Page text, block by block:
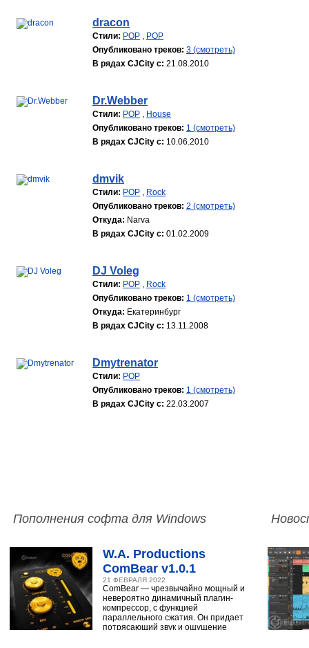
dracon
Стили: POP , POP
Опубликовано треков: 3 (смотреть)
В рядах CJCity с: 21.08.2010
Dr.Webber
Стили: POP , House
Опубликовано треков: 1 (смотреть)
В рядах CJCity с: 10.06.2010
dmvik
Стили: POP , Rock
Опубликовано треков: 2 (смотреть)
Откуда: Narva
В рядах CJCity с: 01.02.2009
DJ Voleg
Стили: POP , Rock
Опубликовано треков: 1 (смотреть)
Откуда: Екатеринбург
В рядах CJCity с: 13.11.2008
Dmytrenator
Стили: POP
Опубликовано треков: 1 (смотреть)
В рядах CJCity с: 22.03.2007
Пополнения софта для Windows
W.A. Productions
ComBear v1.0.1
21 ФЕВРАЛЯ 2022
ComBear — чрезвычайно мощный и
невероятно динамичный плагин-
компрессор, с функцией
параллельного сжатия. Он придает
потрясающий звук и ощущение